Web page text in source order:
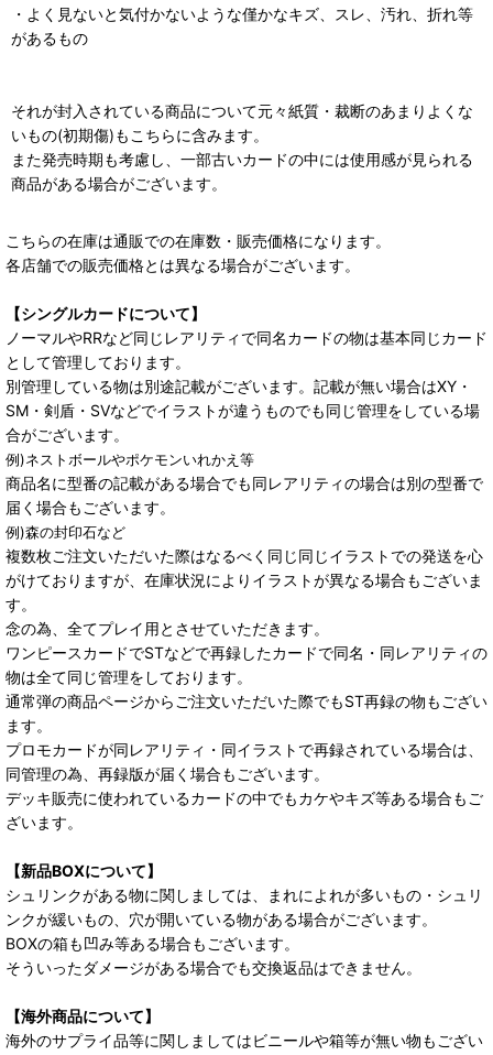
・よく見ないと気付かないような僅かなキズ、スレ、汚れ、折れ等
があるもの
それが封入されている商品について元々紙質・裁断のあまりよくな
いもの(初期傷)もこちらに含みます。
また発売時期も考慮し、一部古いカードの中には使用感が見られる
商品がある場合がございます。
こちらの在庫は通販での在庫数・販売価格になります。
各店舗での販売価格とは異なる場合がございます。
【シングルカードについて】
ノーマルやRRなど同じレアリティで同名カードの物は基本同じカード
として管理しております。
別管理している物は別途記載がございます。記載が無い場合はXY・
SM・剣盾・SVなどでイラストが違うものでも同じ管理をしている場
合がございます。
例)ネストボールやポケモンいれかえ等
商品名に型番の記載がある場合でも同レアリティの場合は別の型番で
届く場合もございます。
例)森の封印石など
複数枚ご注文いただいた際はなるべく同じ同じイラストでの発送を心
がけておりますが、在庫状況によりイラストが異なる場合もございま
す。
念の為、全てプレイ用とさせていただきます。
ワンピースカードでSTなどで再録したカードで同名・同レアリティの
物は全て同じ管理をしております。
通常弾の商品ページからご注文いただいた際でもST再録の物もござい
ます。
プロモカードが同レアリティ・同イラストで再録されている場合は、
同管理の為、再録版が届く場合もございます。
デッキ販売に使われているカードの中でもカケやキズ等ある場合もご
ざいます。
【新品BOXについて】
シュリンクがある物に関しましては、まれによれが多いもの・シュリ
ンクが緩いもの、穴が開いている物がある場合がございます。
BOXの箱も凹み等ある場合もございます。
そういったダメージがある場合でも交換返品はできません。
【海外商品について】
海外のサプライ品等に関しましてはビニールや箱等が無い物もござい